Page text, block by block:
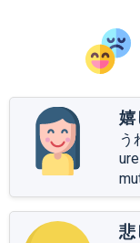
嬉
う
悲